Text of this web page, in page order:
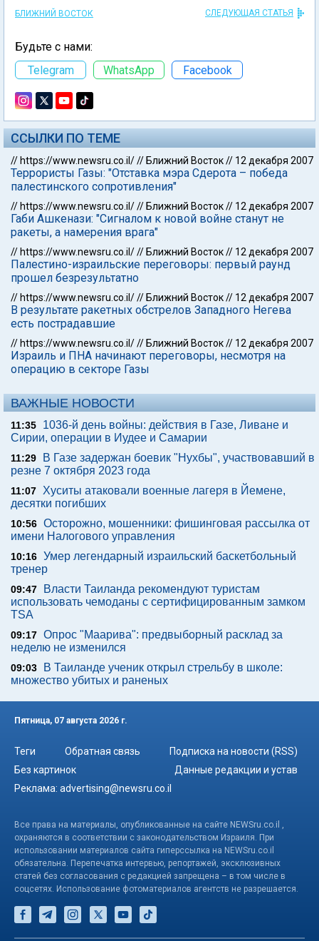
БЛИЖНИЙ ВОСТОК СЛЕДУЮЩАЯ СТАТЬЯ
Будьте с нами:
Telegram
WhatsApp Facebook
ССЫЛКИ ПО ТЕМЕ
// https://www.newsru.co.il/// Ближний Восток// 12 декабря 2007
Террористы Газы: "Отставка мэра Сдерота – победа
палестинского сопротивления"
// https://www.newsru.co.il/// Ближний Восток// 12 декабря 2007
Габи Ашкенази: "Сигналом к новой войне станут не
ракеты, а намерения врага"
// https://www.newsru.co.il/// Ближний Восток// 12 декабря 2007
Палестино-израильские переговоры: первый раунд
прошел безрезультатно
// https://www.newsru.co.il/// Ближний Восток// 12 декабря 2007
В результате ракетных обстрелов Западного Негева
есть пострадавшие
// https://www.newsru.co.il/// Ближний Восток// 12 декабря 2007
Израиль и ПНА начинают переговоры, несмотря на
операцию в секторе Газы
ВАЖНЫЕ НОВОСТИ
11:35
1036-й день войны: действия в Газе, Ливане и
Сирии, операции в Иудее и Самарии
11:29
В Газе задержан боевик "Нухбы", участвовавший в
резне 7 октября 2023 года
11:07
Хуситы атаковали военные лагеря в Йемене,
десятки погибших
10:56 Осторожно, мошенники: фишинговая рассылка от
имени Налогового управления
10:16 Умер легендарный израильский баскетбольный
тренер
09:47
Власти Таиланда рекомендуют туристам
использовать чемоданы с сертифицированным замком
TSA
09:17 Опрос "Mаарива": предвыборный расклад за
неделю не изменился
09:03
В Таиланде ученик открыл стрельбу в школе:
множество убитых и раненых
Пятница, 07 августа 2026 г.
Теги Обратная связь
Подписка на новости (RSS)
Без картинок
Данные редакции и устав
Реклама: advertising@newsru.co.il
Все права на материалы, опубликованные на сайте NEWSru.co.il ,
охраняются в соответствии с законодательством Израиля. При
использовании материалов сайта гиперссылка на NEWSru.co.il
обязательна. Перепечатка интервью, репортажей, эксклюзивных
статей без согласования с редакцией запрещена – в том числе в
соцсетях. Использование фотоматериалов агентств не разрешается.